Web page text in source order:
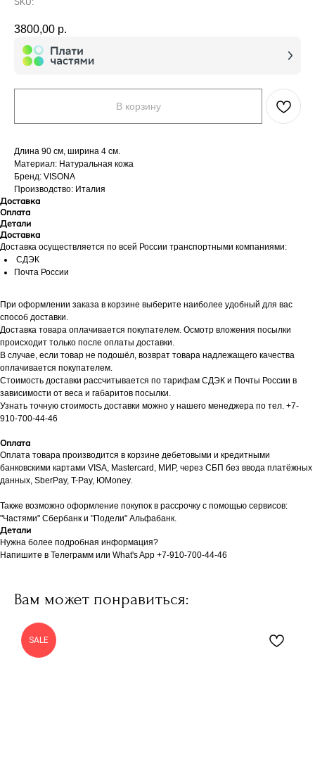
SKU:
3800,00 р.
В корзину
Длина 90 см, ширина 4 см.
Материал: Натуральная кожа
Бренд: VISONA
Производство: Италия
Доставка
Оплата
Детали
Доставка
Доставка осуществляется по всей России транспортными компаниями:
СДЭК
Почта России
При оформлении заказа в корзине выберите наиболее удобный для вас
способ доставки.
Доставка товара оплачивается покупателем. Осмотр вложения посылки
происходит только после оплаты доставки.
В случае, если товар не подошёл, возврат товара надлежащего качества
оплачивается покупателем.
Стоимость доставки рассчитывается по тарифам СДЭК и Почты России в
зависимости от веса и габаритов посылки.
Узнать точную стоимость доставки можно у нашего менеджера по тел. +7-
910-700-44-46
Оплата
Оплата товара производится в корзине дебетовыми и кредитными
банковскими картами VISA, Mastercard, МИР, через СБП без ввода платёжных
данных, SberPay, T-Pay, ЮMoney.
Также возможно оформление покупок в рассрочку с помощью сервисов:
"Частями" Сбербанк и "Подели" Альфабанк.
Детали
Нужна более подробная информация?
Напишите в Телеграмм или What's App +7-910-700-44-46
Вам может понравиться:
SALE